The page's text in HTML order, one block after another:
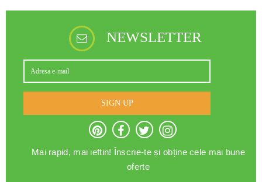
NEWSLETTER
SIGN UP
Mai rapid, mai ieftin! Înscrie-te și obține cele mai bune
oferte